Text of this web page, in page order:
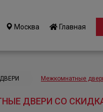
Москва Главная
ДВЕРИ Межкомнатные
ДВЕРИ СО